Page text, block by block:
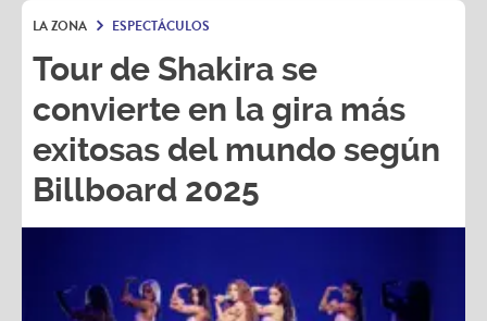
Tour de Shakira se
convierte en la gira más
exitosas del mundo según
Billboard 2025